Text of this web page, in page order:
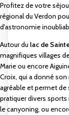
Profitez de votre
régional du Verdon
d'astronomie
Autour du lac de
magnifiques villages
Marieou encore
Croix, qui a donné
agréable et permet de
pratiquer divers
le canyoning, ou